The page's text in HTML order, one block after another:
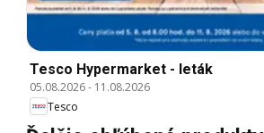
Tesco Hypermarket - leták
05.08.2026- 11.08.2026
Tesco